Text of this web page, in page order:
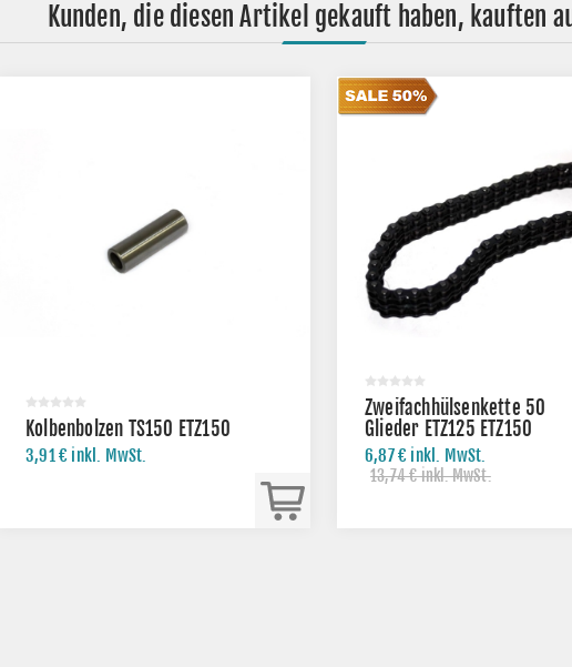
Kunden, die diesen Artikel gekauft haben, kauften
Kolbenbolzen TS150 ETZ150
3,91 € inkl. MwSt.
Zweifachhülsenkette 50
Glieder ETZ125 ETZ150
6,87 € inkl. MwSt.
13,74 € inkl. MwSt.